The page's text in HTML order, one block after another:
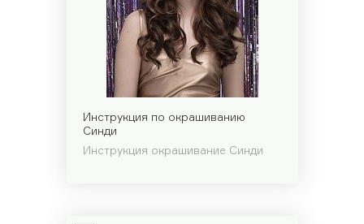
Инструкция по окрашиванию
Синди
Инструкция окрашивание Синди